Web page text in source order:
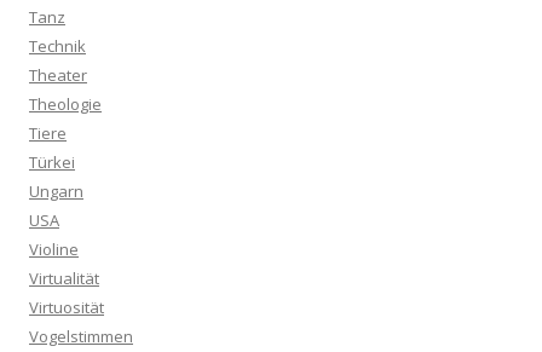
Tanz
Technik
Theater
Theologie
Tiere
Türkei
Ungarn
USA
Violine
Virtualität
Virtuosität
Vogelstimmen